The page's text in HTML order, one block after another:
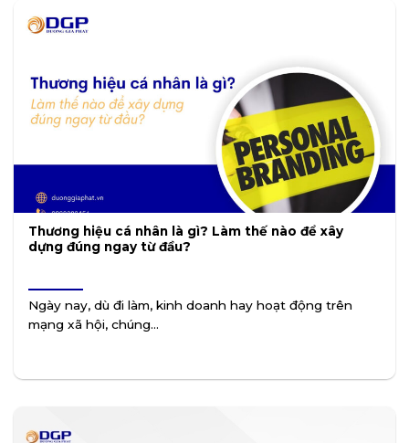
Thương hiệu cá nhân là gì? Làm thế nào để xây
dựng đúng ngay từ đầu?
Ngày nay, dù đi làm, kinh doanh hay hoạt động trên
mạng xã hội, chúng...